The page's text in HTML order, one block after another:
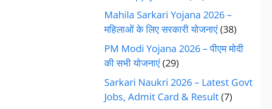
Mahila Sarkari Yojana 2026 –
महिलाओं के लिए सरकारी योजनाएं(38)
PM Modi Yojana 2026 – पीएम मोदी
की सभी योजनाएं(29)
Sarkari Naukri 2026 – Latest Govt
Jobs, Admit Card & Result(7)